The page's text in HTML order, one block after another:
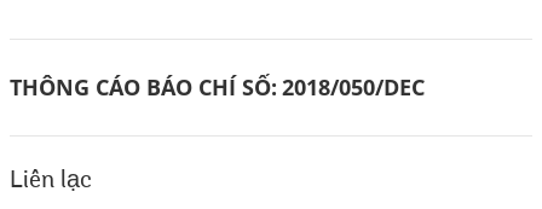
THÔNG CÁO BÁO CHÍ SỐ: 2018/050/DEC
Liên lạc